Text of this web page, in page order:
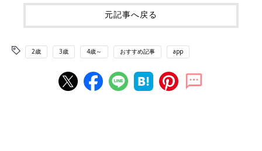
元記事へ戻る
2歳 3歳 4歳～ おすすめ記事 app